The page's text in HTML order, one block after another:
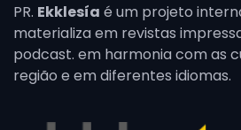
PR. Ekklesía é um projeto
materializa em revistas
podcast. em harmonia com as
região e em diferentes idiomas.